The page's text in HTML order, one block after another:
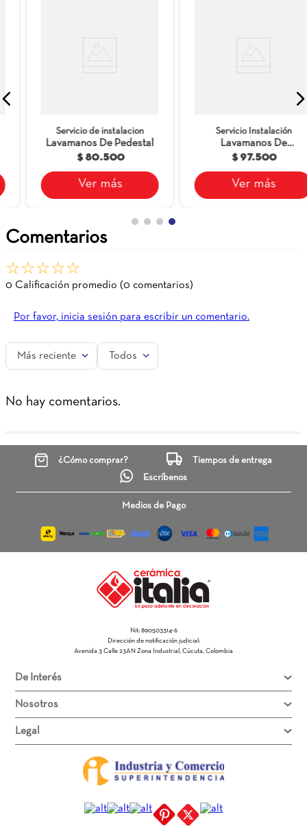
Servicio de instalacion
Lavamanos De Pedestal
$ 80.500
Ver más
Servicio Instalación
Lavamanos De
Sobreponer
$ 97.500
Ver más
Comentarios
☆☆☆☆☆
0 Calificación promedio (0 comentarios)
Por favor, inicia sesión para escribir un comentario.
Más reciente Todos
No hay comentarios.
¿Cómo comprar?
Tiempos de entrega
Escríbenos
Medios de Pago
Nit: 890503314-6
Dirección de notificación judicial:
Avenida 3 Calle 23AN Zona Industrial, Cúcuta, Colombia
De Interés
Nosotros
Legal